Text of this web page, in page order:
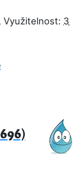
, Využitelnost: 3